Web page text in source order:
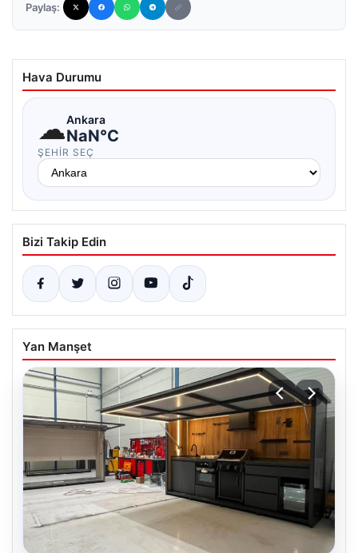
Paylaş:
Hava Durumu
☁Ankara
NaN°C
ŞEHIR SEÇ
Bizi Takip Edin
Yan Manşet